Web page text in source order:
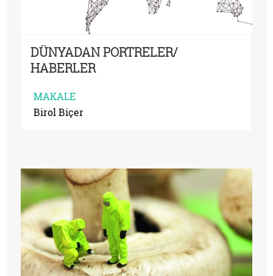
DÜNYADAN PORTRELER/
HABERLER
MAKALE
Birol Biçer